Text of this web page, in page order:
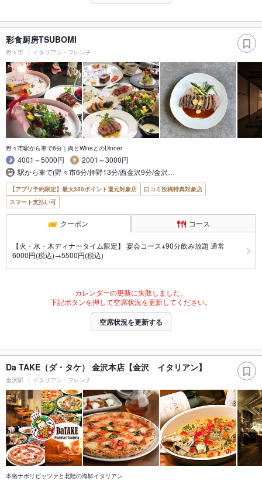
彩食厨房TSUBOMI
野々市 イタリアン・フレンチ
野々市駅から車で6分｜肉とWineとのDinner
4001～5000円
2001～3000円
駅から車で(野々市6分/押野13分/西金沢9分/金沢…
【アプリ予約限定】最大350ポイント還元対象店
口コミ投稿特典対象店
スマート支払い可
クーポン コース
【火・水・木ディナータイム限定】 宴会コース+90分飲み放題 通常
6000円(税込)→5500円(税込)
カレンダーの更新に失敗しました。
下記ボタンを押して空席状況を更新してください。
空席状況を更新する
Da TAKE（ダ・タケ） 金沢本店【金沢 イタリアン】
金沢駅 イタリアン・フレンチ
本格ナポリピッツァと北陸の海鮮イタリアン